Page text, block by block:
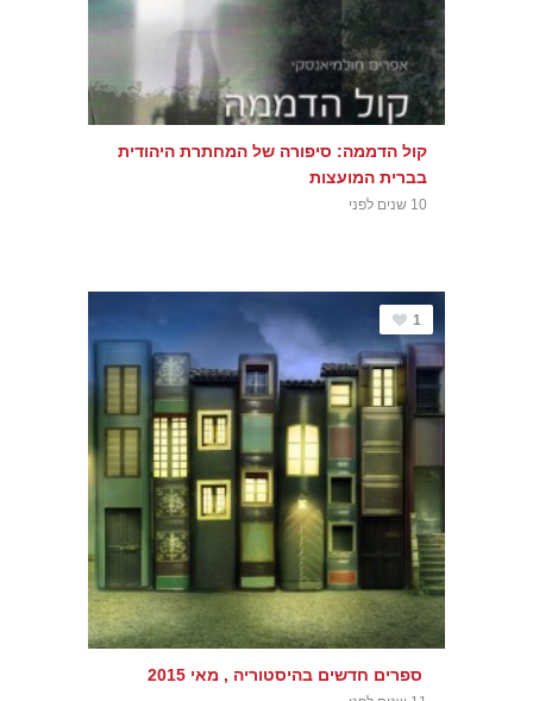
קול הדממה: סיפורה של המחתרת היהודית
בברית המועצות
10 שנים לפני
1
ספרים חדשים בהיסטוריה , מאי 2015